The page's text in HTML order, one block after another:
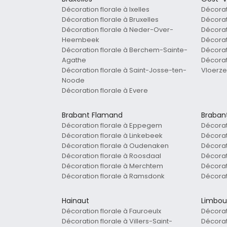
Décoration florale à Ixelles
Décoration florale à Bruxelles
Décoration florale à Neder-Over-
Heembeek
Décoration florale à Berchem-Sainte-
Agathe
Décoration florale à Saint-Josse-ten-
Noode
Décoration florale à Evere
Brabant Flamand
Décoration florale à Eppegem
Décoration florale à Linkebeek
Décoration florale à Oudenaken
Décoration florale à Roosdaal
Décoration florale à Merchtem
Décoration florale à Ramsdonk
Hainaut
Décoration florale à Fauroeulx
Décoration florale à Villers-Saint-